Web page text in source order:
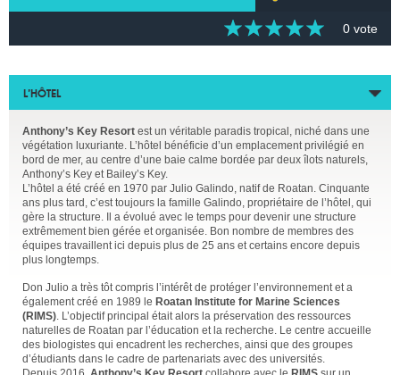
0 vote
L’HÔTEL
Anthony’s Key Resort est un véritable paradis tropical, niché dans une
végétation luxuriante. L’hôtel bénéficie d’un emplacement privilégié en
bord de mer, au centre d’une baie calme bordée par deux îlots naturels,
Anthony’s Key et Bailey’s Key.
L’hôtel a été créé en 1970 par Julio Galindo, natif de Roatan. Cinquante
ans plus tard, c’est toujours la famille Galindo, propriétaire de l’hôtel, qui
gère la structure. Il a évolué avec le temps pour devenir une structure
extrêmement bien gérée et organisée. Bon nombre de membres des
équipes travaillent ici depuis plus de 25 ans et certains encore depuis
plus longtemps.
Don Julio a très tôt compris l’intérêt de protéger l’environnement et a
également créé en 1989 le Roatan Institute for Marine Sciences
(RIMS). L’objectif principal était alors la préservation des ressources
naturelles de Roatan par l’éducation et la recherche. Le centre accueille
des biologistes qui encadrent les recherches, ainsi que des groupes
d’étudiants dans le cadre de partenariats avec des universités.